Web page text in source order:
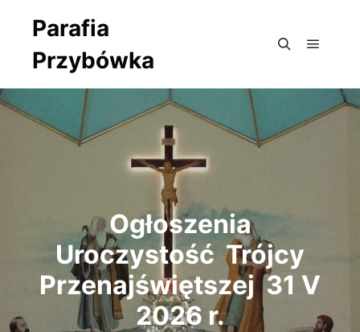
Parafia
Przybówka
Ogłoszenia
Uroczystość Trójcy
Przenajświętszej 31 V
2026 r.